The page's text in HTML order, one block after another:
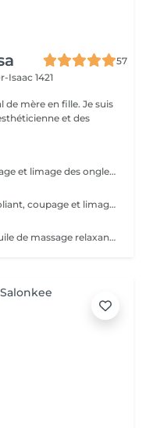
57
Isaac 1421
mère en fille. Je suis
et des
la SPA manucure comprend le coupage et limage des ongles, ramollir les cuticules avec un bain émollient puis un gommage, on repousse et coupe les cuticules puis la pause du masque hydratant et le massage des mains. entre chaque étape nous nettoyons les mains avec un oshibori chaud et relaxant.
Nettoyage des pieds, gommage exfoliant, coupage et limage des ongles, repousser et enlever les cuticules, on ramollis et rape les talons, masque hydratant et massage relaxant avec une crème hydratante. Entre chaque étape nous nettoyons les pieds avec un oshibori chaud et relaxant. possibilité de prendre avec un pose de vernis semi-permanent
Massage relaxant du dos avec une huile de massage relaxante d'une durée de 20 minutes et passage d'un oshibori chaud UNIQUEMENT FEMMES